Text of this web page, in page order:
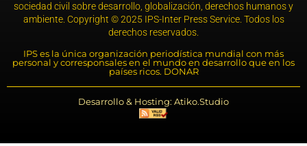
sociedad civil sobre desarrollo, globalización, derechos humanos y
ambiente. Copyright © 2025 IPS-Inter Press Service. Todos los
derechos reservados.
IPS es la única organización periodística mundial con más
personal y corresponsales en el mundo en desarrollo que en los
países ricos. DONAR
Desarrollo & Hosting: Atiko.Studio